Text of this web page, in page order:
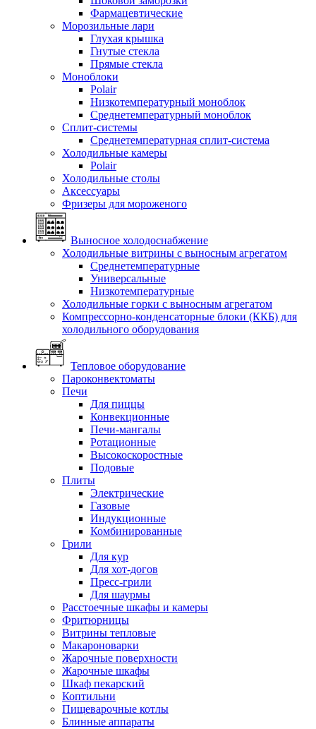
Фармацевтические
Морозильные лари
Глухая крышка
Гнутые стекла
Прямые стекла
Моноблоки
Polair
Низкотемпературный моноблок
Среднетемпературный моноблок
Сплит-системы
Среднетемпературная сплит-система
Холодильные камеры
Polair
Холодильные столы
Аксессуары
Фризеры для мороженого
Выносное холодоснабжение
Холодильные витрины с выносным агрегатом
Среднетемпературные
Универсальные
Низкотемпературные
Холодильные горки с выносным агрегатом
Компрессорно-конденсаторные блоки (ККБ) для
холодильного оборудования
Тепловое оборудование
Пароконвектоматы
Печи
Для пиццы
Конвекционные
Печи-мангалы
Ротационные
Высокоскоростные
Подовые
Плиты
Электрические
Газовые
Индукционные
Комбинированные
Грили
Для кур
Для хот-догов
Пресс-грили
Для шаурмы
Расстоечные шкафы и камеры
Фритюрницы
Витрины тепловые
Макароноварки
Жарочные поверхности
Жарочные шкафы
Шкаф пекарский
Коптильни
Пищеварочные котлы
Блинные аппараты